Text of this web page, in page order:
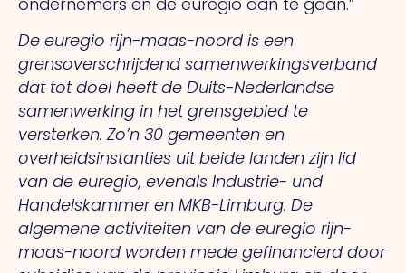
De euregio rijn-maas-noord is een
grensoverschrijdend samenwerkingsverband
dat tot doel heeft de Duits-Nederlandse
samenwerking in het grensgebied te
versterken. Zo’n 30 gemeenten en
overheidsinstanties uit beide landen zijn lid
van de euregio, evenals Industrie- und
Handelskammer en MKB-Limburg. De
algemene activiteiten van de euregio rijn-
maas-noord worden mede gefinancierd door